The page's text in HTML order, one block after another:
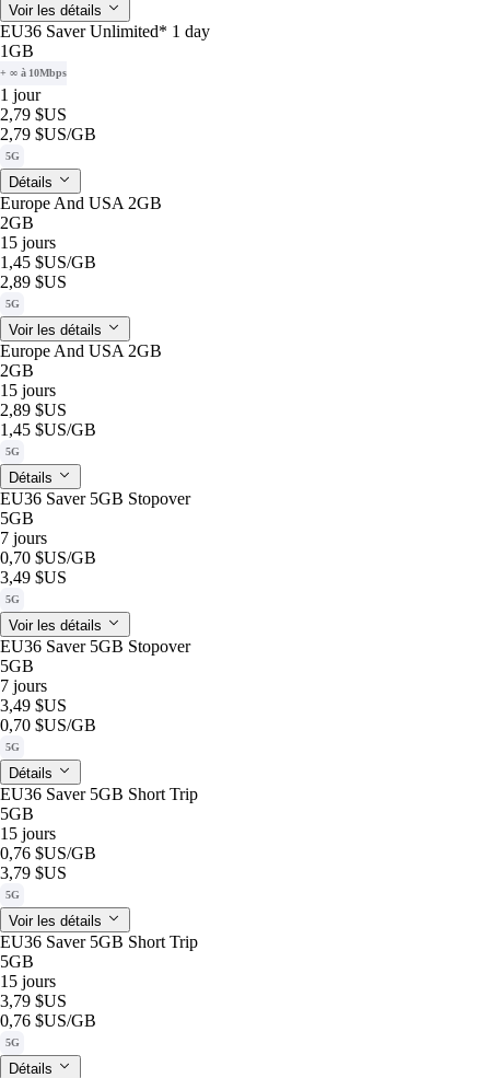
Voir les détails
EU36 Saver Unlimited* 1 day
1GB
+ ∞ à 10Mbps
1 jour
2,79 $US
2,79 $US/GB
5G
Détails
Europe And USA 2GB
2GB
15 jours
1,45 $US/GB
2,89 $US
5G
Voir les détails
Europe And USA 2GB
2GB
15 jours
2,89 $US
1,45 $US/GB
5G
Détails
EU36 Saver 5GB Stopover
5GB
7 jours
0,70 $US/GB
3,49 $US
5G
Voir les détails
EU36 Saver 5GB Stopover
5GB
7 jours
3,49 $US
0,70 $US/GB
5G
Détails
EU36 Saver 5GB Short Trip
5GB
15 jours
0,76 $US/GB
3,79 $US
5G
Voir les détails
EU36 Saver 5GB Short Trip
5GB
15 jours
3,79 $US
0,76 $US/GB
5G
Détails